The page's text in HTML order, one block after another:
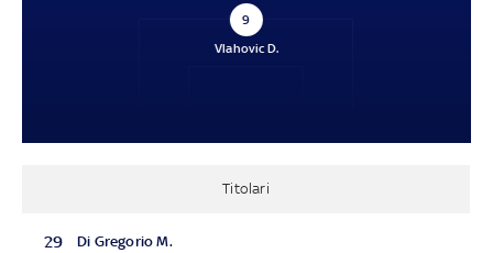
9
Vlahovic D.
Titolari
29 Di Gregorio M.